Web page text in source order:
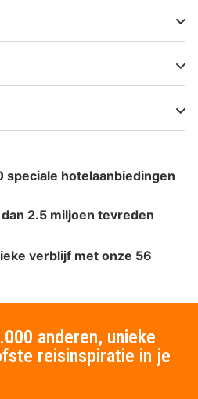
speciale hotelaanbiedingen
2.5 miljoen tevreden
verblijf met onze 56
anderen, unieke
reisinspiratie in je